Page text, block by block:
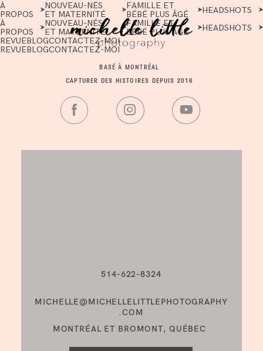
514-622-8324
À
PROPOS
NOUVEAU-NÉS
ET MATERNITÉ
FAMILLE ET
BÉBÉ PLUS ÂGÉ
HEADSHOTS
À
PROPOS
NOUVEAU-NÉS
ET MATERNITÉ
FAMILLE ET
BÉBÉ PLUS ÂGÉ
HEADSHOTS
REVUEBLOGCONTACTEZ-MOI
REVUEBLOGCONTACTEZ-MOI
MICHELLE@MICHELLELITTLEPHOTOGRAPHY
.COM
BASÉ À MONTRÉAL
CAPTURER DES HISTOIRES DEPUIS 2016
MONTRÉAL ET BROMONT, QUÉBEC